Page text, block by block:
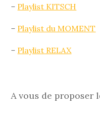
– Playlist KITSCH
– Playlist du MOMENT
– Playlist RELAX
A vous de proposer